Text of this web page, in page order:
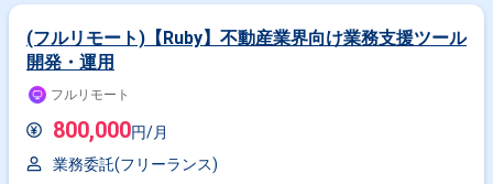
(フルリモート)【Ruby】不動産業界向け業務支援ツール
開発・運用
フルリモート
800,000円/月
業務委託(フリーランス)